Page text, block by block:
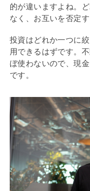
的が違いますよね。
なく、お互いを否定
投資はどれか一つに
用できるはずです。
ぼ使わないので、現
です。